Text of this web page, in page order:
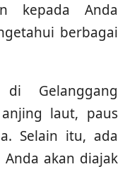
kepada Anda
berbagai
Gelanggang
laut, paus
Selain itu, ada
akan diajak